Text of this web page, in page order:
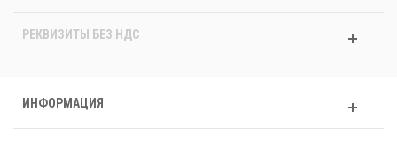
РЕКВИЗИТЫ БЕЗ НДС
ИНФОРМАЦИЯ